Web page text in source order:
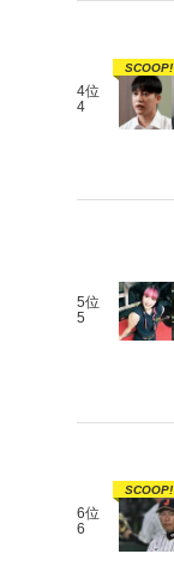
4位
4
SCOOP!
5位
5
6位
6
SCOOP!